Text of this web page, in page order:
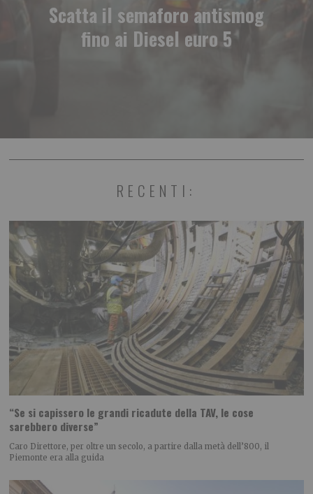
Scatta il semaforo antismog
fino ai Diesel euro 5
RECENTI:
“Se si capissero le grandi ricadute della TAV, le cose
sarebbero diverse”
Caro Direttore, per oltre un secolo, a partire dalla metà dell’800, il
Piemonte era alla guida